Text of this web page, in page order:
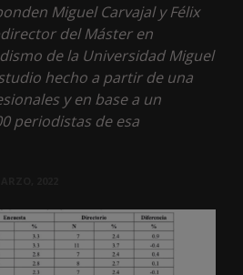
Miguel Carvajal y Félix
del Máster en
de la Universidad Miguel
hecho a partir de una
y en base a un
periodistas de esa